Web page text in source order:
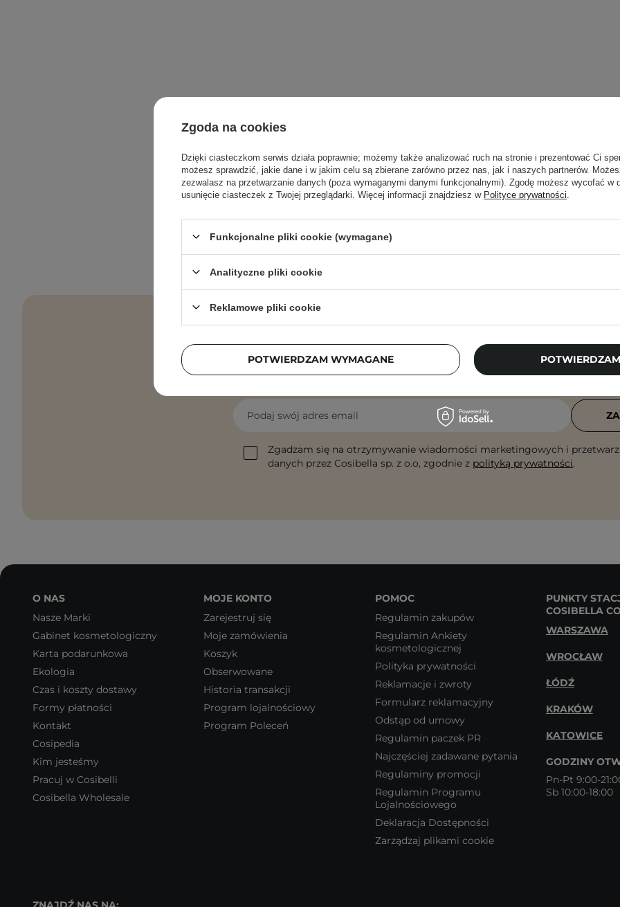
Pielęgnacyjne checklisty, eksperckie porady, beauty nowości -
Podaj swój adres email
Zgadzam się na otrzymywanie wiadomości marketingowych i
danych przez Cosibella sp. z o.o, zgodnie z polityką prywatności.
O NAS
Nasze Marki
Gabinet kosmetologiczny
Karta podarunkowa
Ekologia
Czas i koszty dostawy
Formy płatności
Kontakt
Cosipedia
Kim jesteśmy
Pracuj w Cosibelli
Cosibella Wholesale
MOJE KONTO
Zarejestruj się
Moje zamówienia
Koszyk
Obserwowane
Historia transakcji
Program lojalnościowy
Program Poleceń
POMOC
Regulamin zakupów
Regulamin Ankiety
kosmetologicznej
Polityka prywatności
Reklamacje i zwroty
Formularz reklamacyjny
Odstąp od umowy
Regulamin paczek PR
Najczęściej zadawane pytania
Regulaminy promocji
Regulamin Programu
Lojalnościowego
Deklaracja Dostępności
Zarządzaj plikami cookie
PUNKTY
COSIBELLA
WARSZAWA
WROCŁAW
ŁÓDŹ
KRAKÓW
KATOWICE
GODZINY
Pn-Pt 9:00-
Sb 10:00-18:00
Zgoda na cookies
Dzięki ciasteczkom serwis działa poprawnie; możemy także analizować ruch na stronie i prezentować Ci
możesz sprawdzić, jakie dane i w jakim celu są zbierane zarówno przez nas, jak i naszych partnerów.
zezwalasz na przetwarzanie danych (poza wymaganymi danymi funkcjonalnymi). Zgodę możesz wycofać w
usunięcie ciasteczek z Twojej przeglądarki. Więcej informacji znajdziesz w Polityce prywatności
Funkcjonalne pliki cookie (wymagane)
Analityczne pliki cookie
Reklamowe pliki cookie
POTWIERDZAM WYMAGANE